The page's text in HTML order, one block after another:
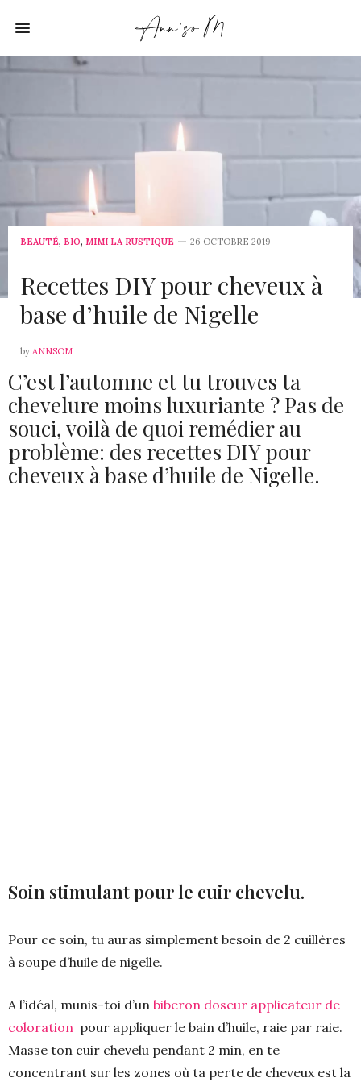
BEAUTÉ, BIO, MIMI LA RUSTIQUE 26 OCTOBRE 2019
Recettes DIY pour cheveux à
base d’huile de Nigelle
by ANNSOM
C’est l’automne et tu trouves ta
chevelure moins luxuriante ? Pas de
souci, voilà de quoi remédier au
problème: des recettes DIY pour
cheveux à base d’huile de Nigelle.
Soin stimulant pour le cuir chevelu.
Pour ce soin, tu auras simplement besoin de 2 cuillères
à soupe d’huile de nigelle.
A l’idéal, munis-toi d’un biberon doseur applicateur de
coloration pour appliquer le bain d’huile, raie par raie.
Masse ton cuir chevelu pendant 2 min, en te
concentrant sur les zones où ta perte de cheveux est la